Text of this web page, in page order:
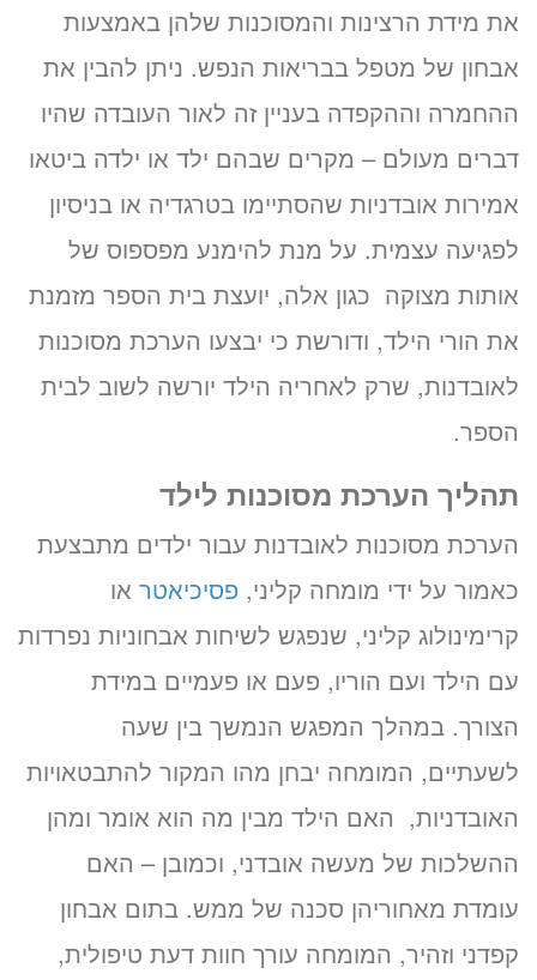
את מידת הרצינות והמסוכנות שלהן באמצעות
אבחון של מטפל בבריאות הנפש. ניתן להבין את
ההחמרה וההקפדה בעניין זה לאור העובדה שהיו
דברים מעולם – מקרים שבהם ילד או ילדה ביטאו
אמירות אובדניות שהסתיימו בטרגדיה או בניסיון
לפגיעה עצמית. על מנת להימנע מפספוס של
אותות מצוקה כגון אלה, יועצת בית הספר מזמנת
את הורי הילד, ודורשת כי יבצעו הערכת מסוכנות
לאובדנות, שרק לאחריה הילד יורשה לשוב לבית
הספר.
תהליך הערכת מסוכנות לילד
הערכת מסוכנות לאובדנות עבור ילדים מתבצעת
כאמור על ידי מומחה קליני, פסיכיאטר או
קרימינולוג קליני, שנפגש לשיחות אבחוניות נפרדות
עם הילד ועם הוריו, פעם או פעמיים במידת
הצורך. במהלך המפגש הנמשך בין שעה
לשעתיים, המומחה יבחן מהו המקור להתבטאויות
האובדניות, האם הילד מבין מה הוא אומר ומהן
ההשלכות של מעשה אובדני, וכמובן – האם
עומדת מאחוריהן סכנה של ממש. בתום אבחון
קפדני וזהיר, המומחה עורך חוות דעת טיפולית,